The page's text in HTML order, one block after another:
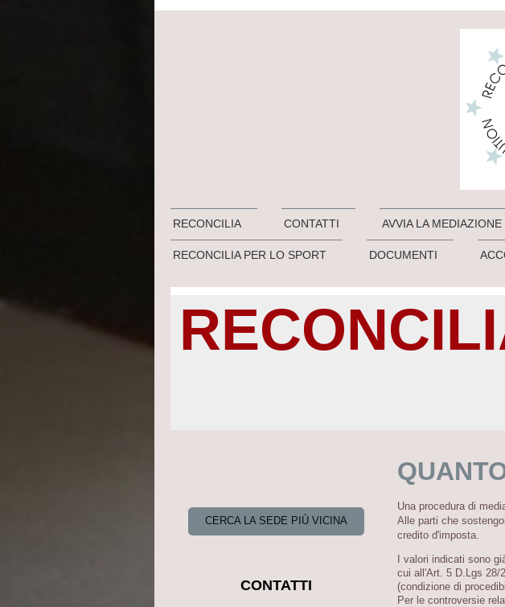
RECONCILIA CONTATTI AVVIA LA MEDIAZIONE
RECONCILIA PER LO SPORT DOCUMENTI
Una procedura di
Alle parti che
credito d'imposta.
I valori indicati sono
cui all'Art. 5 D.Lgs 28/
(condizione di
Per le controversie
CERCA LA SEDE PIÙ VICINA
CONTATTI